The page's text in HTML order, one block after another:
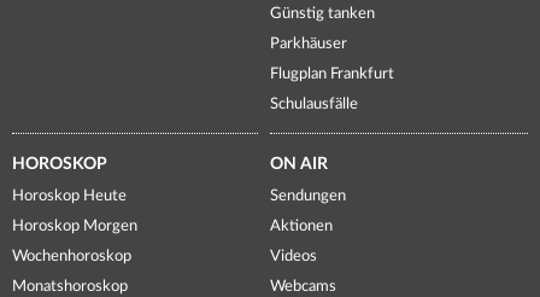
Günstig tanken
Parkhäuser
Flugplan Frankfurt
Schulausfälle
HOROSKOP
Horoskop Heute
Horoskop Morgen
Wochenhoroskop
Monatshoroskop
ON AIR
Sendungen
Aktionen
Videos
Webcams